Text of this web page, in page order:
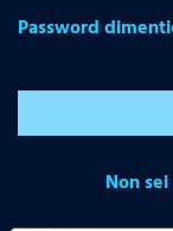
Password
Non